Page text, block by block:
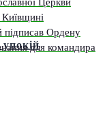
упокій
підписав Ордену
для командира